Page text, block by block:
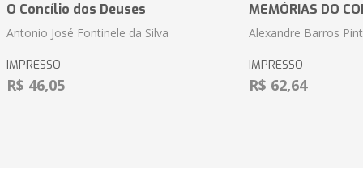
O Concílio dos Deuses
Antonio José Fontinele da Silva
IMPRESSO
R$ 46,05
MEMÓRIAS DO
Alexandre Barros
IMPRESSO
R$ 62,64